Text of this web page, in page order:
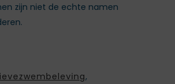
zijn niet de echte namen
,